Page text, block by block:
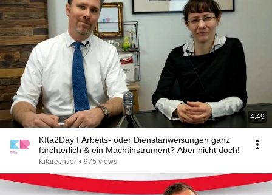
4:49
KIta2Day I Arbeits- oder Dienstanweisungen ganz
fürchterlich & ein Machtinstrument? Aber nicht doch!
Kitarechtler • 975 views